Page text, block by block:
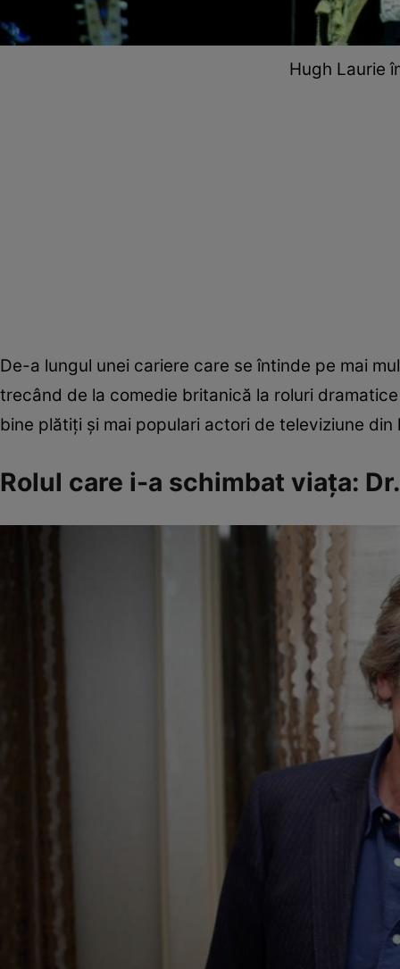
Hugh Laurie
De-a lungul unei cariere care se întinde pe mai
trecând de la comedie britanică la roluri
bine plătiți și mai populari actori de televiziune din
Rolul care i-a schimbat viața: